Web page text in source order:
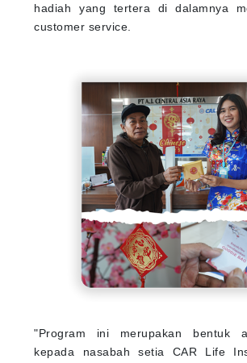
hadiah yang tertera di dalamnya
customer service.
"Program ini merupakan bentuk
kepada nasabah setia CAR Life